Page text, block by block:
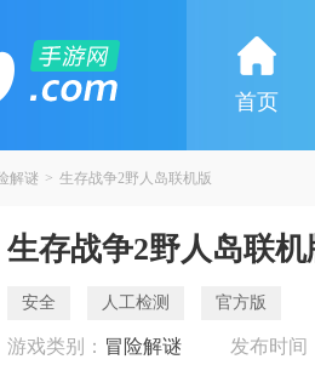
首页
解谜 > 生存战争2野人岛联机版
生存战争2野人岛联机
安全 人工检测 官方版
游戏类别： 冒险解谜 发布时间